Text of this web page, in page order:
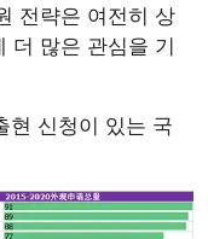
전략은 여전히 상
더 많은 관심을 기
현 신청이 있는 국